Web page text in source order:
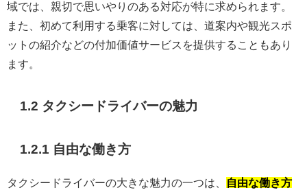
域では、親切で思いやりのある対応が特に求められます。
また、初めて利用する乗客に対しては、道案内や観光スポ
ットの紹介などの付加価値サービスを提供することもあり
ます。
1.2 タクシードライバーの魅力
1.2.1 自由な働き方
タクシードライバーの大きな魅力の一つは、
自由な働き方